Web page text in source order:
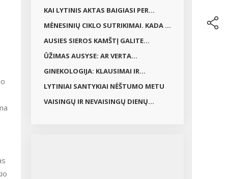
KAI LYTINIS AKTAS BAIGIASI PER...
MĖNESINIŲ CIKLO SUTRIKIMAI. KADA ...
AUSIES SIEROS KAMŠTĮ GALITE...
ŪŽIMAS AUSYSE: AR VERTA...
GINEKOLOGIJA: KLAUSIMAI IR...
LYTINIAI SANTYKIAI NĖŠTUMO METU
VAISINGŲ IR NEVAISINGŲ DIENŲ...